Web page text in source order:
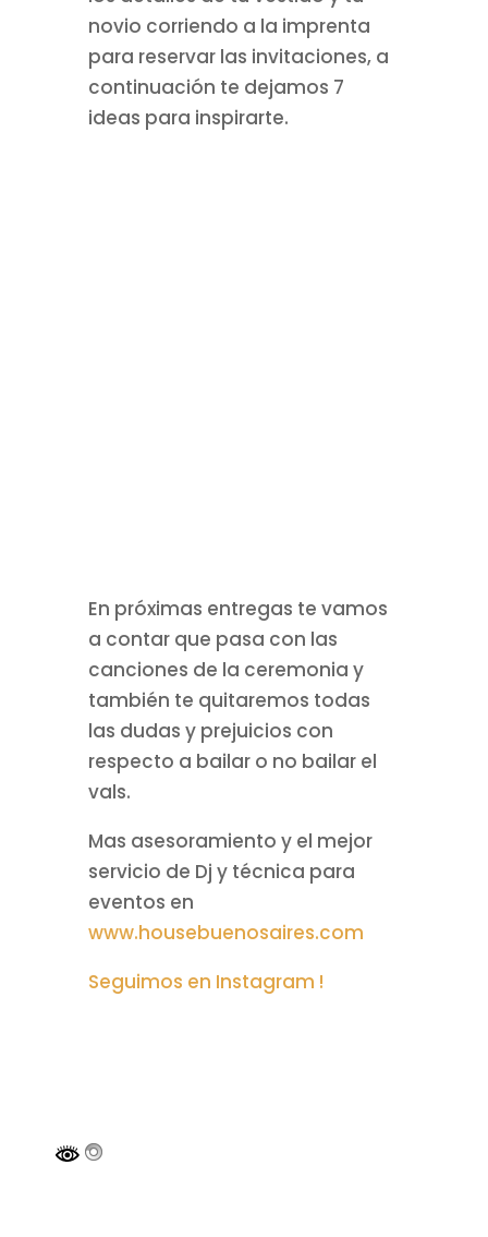
novio corriendo a la imprenta
para reservar las invitaciones, a
continuación te dejamos 7
ideas para inspirarte.
En próximas entregas te vamos
a contar que pasa con las
canciones de la ceremonia y
también te quitaremos todas
las dudas y prejuicios con
respecto a bailar o no bailar el
vals.
Mas asesoramiento y el mejor
servicio de Dj y técnica para
eventos en
www.housebuenosaires.com
Seguimos en Instagram !